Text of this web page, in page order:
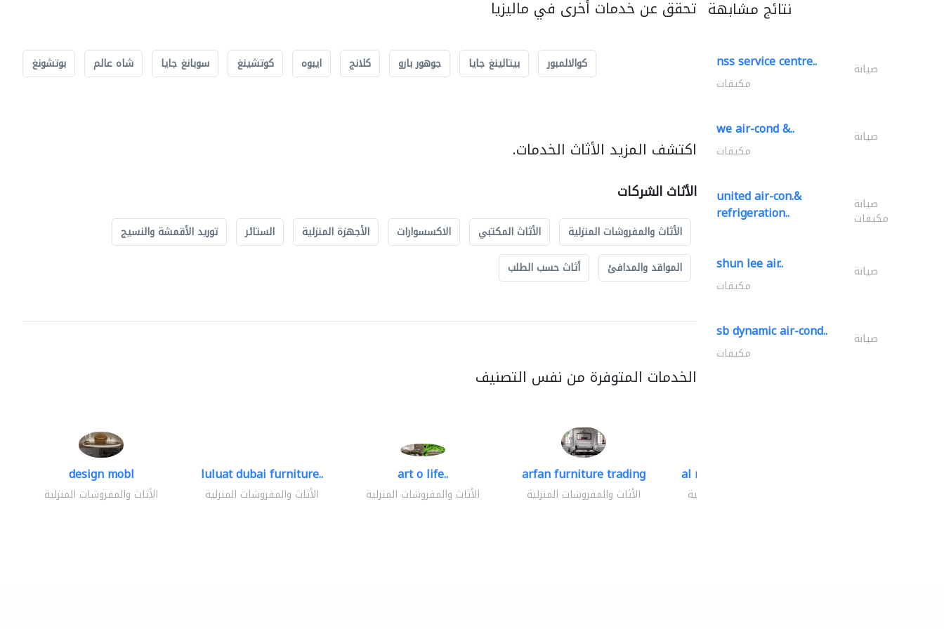
تحقق عن خدمات أخرى في ماليزيا
كوالالمبور بيتالينغ جايا جوهور بارو كلانج ايبوه كوتشينغ سوبانغ جايا شاه عالم بوتشونغ
اكتشف المزيد الأثاث الخدمات.
الأثاث الشركات
الأثاث والمفروشات المنزلية الأثاث المكتبي الاكسسوارات الأجهزة المنزلية الستائر
توريد الأقمشة والنسيج
المواقد والمدافئ
أثاث حسب الطلب
الخدمات المتوفرة من نفس التصنيف
design mobl
الأثاث والمفروشات المنزلية
luluat dubai furniture..
الأثاث والمفروشات المنزلية
art o life..
الأثاث والمفروشات المنزلية
arfan furniture trading
الأثاث والمفروشات المنزلية
al mashrabia furniture..
الأثاث والمفروشات المنزلية
نتائج مشابهة
nss service centre.. صيانة
مكيفات
we air-cond &.. صيانة
مكيفات
united air-con.&
refrigeration.. صيانة
مكيفات
shun lee air.. صيانة
مكيفات
sb dynamic air-cond.. صيانة
مكيفات